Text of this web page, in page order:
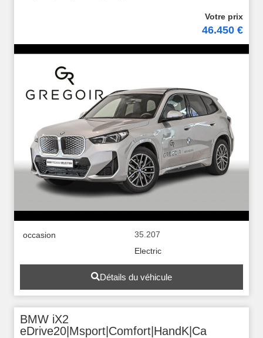
46.450 €
occasion
35.207
Electric
Détails du véhicule
BMW iX2
eDrive20|Msport|Comfort|HandK|Ca